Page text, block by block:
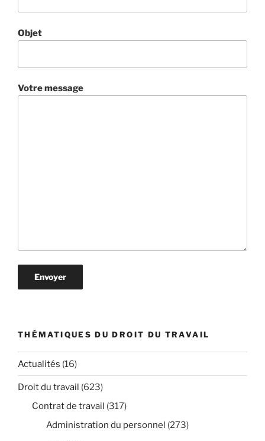
Objet
Votre message
THÉMATIQUES DU DROIT DU TRAVAIL
Actualités (16)
Droit du travail (623)
Contrat de travail (317)
Administration du personnel (273)